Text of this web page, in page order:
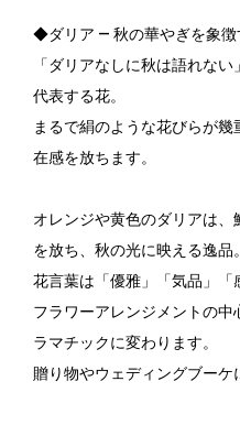
◆ダリア ― 秋の華やぎを象徴
「ダリアなしに秋は語れな
代表する花。
まるで絹のような花びらが
在感を放ちます。
オレンジや黄色のダリアは、
を放ち、秋の光に映える逸品。
花言葉は「優雅」「気品」「
フラワーアレンジメントの
ラマチックに変わります。
贈り物やウェディングブーケ